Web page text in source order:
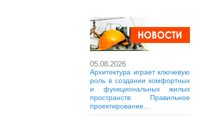
05.08.2026
Архитектура играет ключевую
роль в создании комфортных
и функциональных жилых
пространств. Правильное
проектирование...